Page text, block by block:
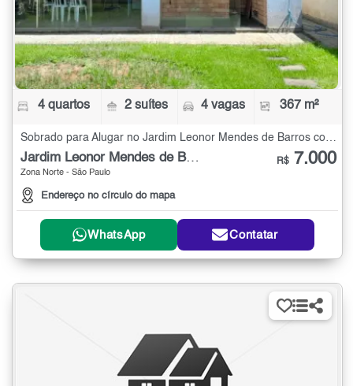
4 quartos 2 suítes 4 vagas 367 m²
Jardim Leonor Mendes de Barros
Zona Norte - São Paulo
Endereço no círculo do mapa
R$ 7.000
WhatsApp Contatar